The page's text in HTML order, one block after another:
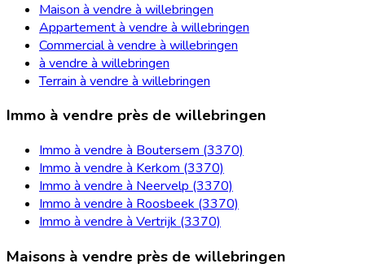
Maison à vendre à willebringen
Appartement à vendre à willebringen
Commercial à vendre à willebringen
à vendre à willebringen
Terrain à vendre à willebringen
Immo à vendre près de willebringen
Immo à vendre à Boutersem (3370)
Immo à vendre à Kerkom (3370)
Immo à vendre à Neervelp (3370)
Immo à vendre à Roosbeek (3370)
Immo à vendre à Vertrijk (3370)
Maisons à vendre près de willebringen